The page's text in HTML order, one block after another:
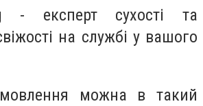
- експерт сухості та
на службі у вашого
можна в такий